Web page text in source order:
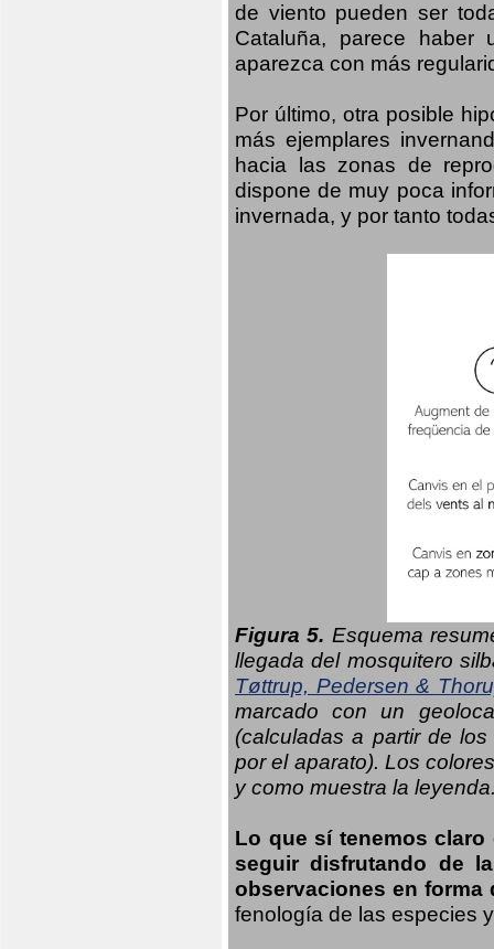
de viento pueden ser
Cataluña, parece
aparezca con más
Por último, otra posible
más ejemplares
hacia las zonas de
dispone de muy poca
invernada, y por tanto
Figura 5. Esquema
llegada del mosquitero
Tøttrup, Pedersen &
marcado con un
(calculadas a partir de
por el aparato). Los
y como muestra la
Lo que sí tenemos
seguir disfrutando de
observaciones en forma
fenología de las especies